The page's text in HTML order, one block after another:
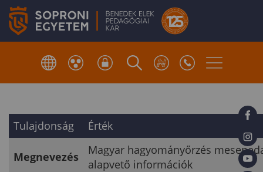
Tulajdonság Érték
Megnevezés
Magyar hagyományőrzés
alapvető információk